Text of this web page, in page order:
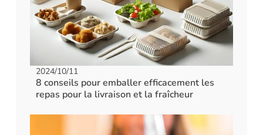
2024/10/11
8 conseils pour emballer efficacement les
repas pour la livraison et la fraîcheur